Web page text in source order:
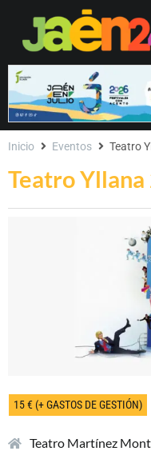
Teatro Yllana
Inicio Eventos Teatro
15 € (+ GASTOS DE GESTIÓN)
Teatro Martínez